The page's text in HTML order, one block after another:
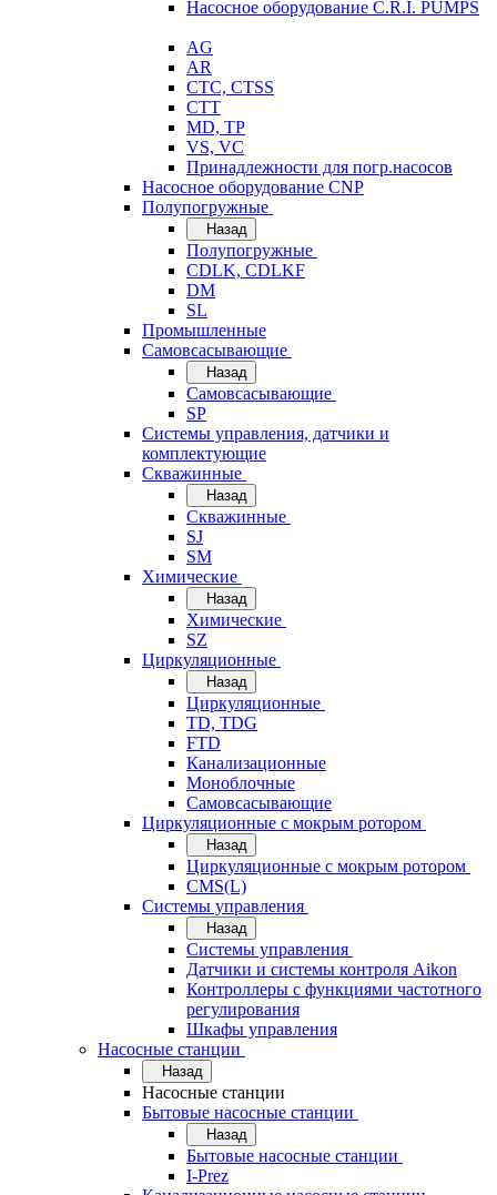
Насосное оборудование C.R.I. PUMPS
AG
AR
CTC, CTSS
CTT
MD, TP
VS, VC
Принадлежности для погр.насосов
Насосное оборудование CNP
Полупогружные
Назад
Полупогружные
CDLK, CDLKF
DM
SL
Промышленные
Самовсасывающие
Назад
Самовсасывающие
SP
Системы управления, датчики и
комплектующие
Скважинные
Назад
Скважинные
SJ
SM
Химические
Назад
Химические
SZ
Циркуляционные
Назад
Циркуляционные
TD, TDG
FTD
Канализационные
Моноблочные
Самовсасывающие
Циркуляционные с мокрым ротором
Назад
Циркуляционные с мокрым ротором
CMS(L)
Системы управления
Назад
Системы управления
Датчики и системы контроля Aikon
Контроллеры с функциями частотного
регулирования
Шкафы управления
Насосные станции
Назад
Насосные станции
Бытовые насосные станции
Назад
Бытовые насосные станции
I-Prez